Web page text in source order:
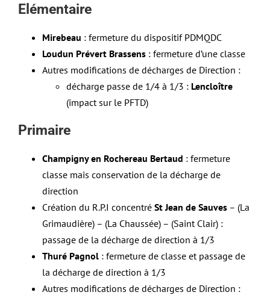
Elémentaire
Mirebeau : fermeture du dispositif PDMQDC
Loudun Prévert Brassens : fermeture d’une classe
Autres modifications de décharges de Direction :
décharge passe de 1/4 à 1/3 : Lencloître
(impact sur le PFTD)
Primaire
Champigny en Rochereau Bertaud : fermeture
classe mais conservation de la décharge de
direction
Création du R.P.I concentré St Jean de Sauves – (La
Grimaudière) – (La Chaussée) – (Saint Clair) :
passage de la décharge de direction à 1/3
Thuré Pagnol : fermeture de classe et passage de
la décharge de direction à 1/3
Autres modifications de décharges de Direction :